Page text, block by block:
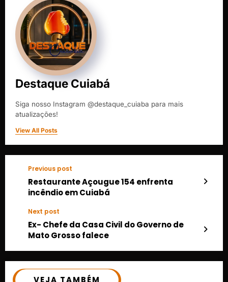
Destaque Cuiabá
Siga nosso Instagram @destaque_cuiaba para mais
atualizações!
View All Posts
Previous post
Restaurante Açougue 154 enfrenta
incêndio em Cuiabá
Next post
Ex- Chefe da Casa Civil do Governo de
Mato Grosso falece
VEJA TAMBÉM